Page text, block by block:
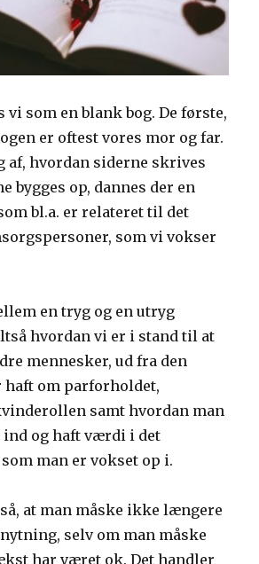
vi som en blank bog. De første,
er oftest vores mor og far.
af, hvordan siderne skrives
bygges op, dannes der en
bl.a. er relateret til det
som vi vokser
en tryg og en utryg
hvordan vi er i stand til at
mennesker, ud fra den
om parforholdet,
samt hvordan man
ind og haft værdi i det
man er vokset op i.
at man måske ikke længere
selv om man måske
har været ok. Det handler